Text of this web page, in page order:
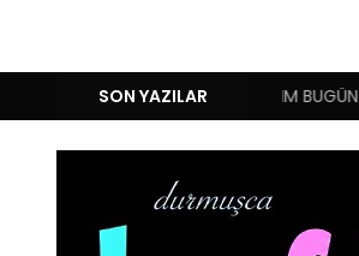
SON YAZILAR
YUNANISTAN !!! BENIM BUGÜN